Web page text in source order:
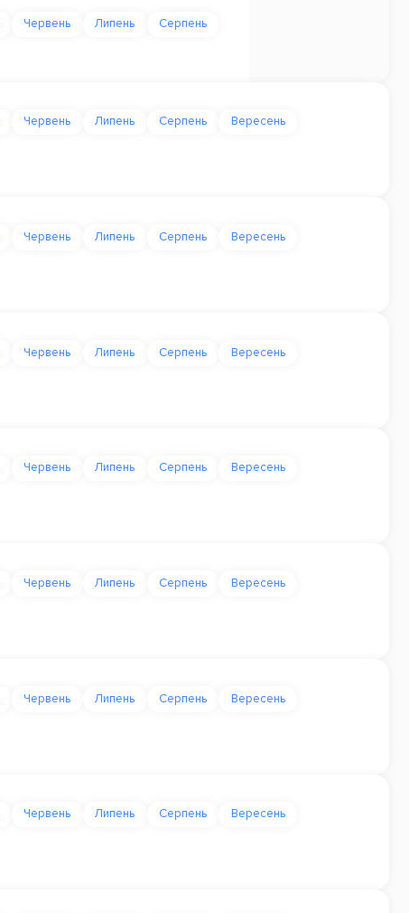
Червень Липень Серпень
Червень Липень Серпень Вересень
Червень Липень Серпень Вересень
Червень Липень Серпень Вересень
Червень Липень Серпень Вересень
Червень Липень Серпень Вересень
Червень Липень Серпень Вересень
Червень Липень Серпень Вересень